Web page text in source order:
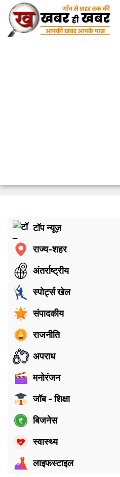
टॉप न्यूज़
राज्य-शहर
अंतर्राष्ट्रीय
स्पोर्ट्स खेल
संपादकीय
राजनीति
अपराध
मनोरंजन
जॉब - शिक्षा
बिजनेस
स्वास्थ्य
लाइफस्टाइल